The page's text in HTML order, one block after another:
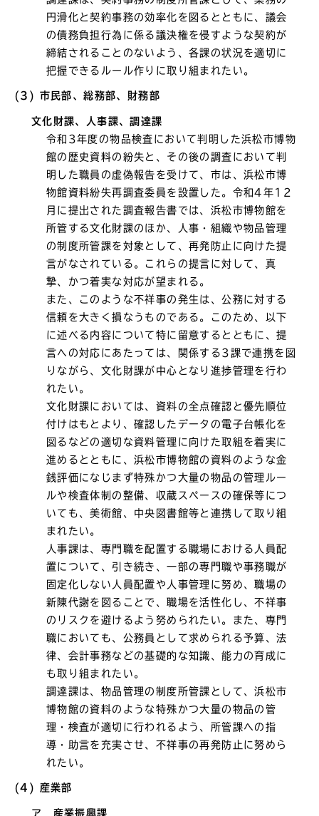
円滑化と契約事務の効率化を図るとともに、議会
の債務負担行為に係る議決権を侵すような契約が
締結されることのないよう、各課の状況を適切に
把握できるルール作りに取り組まれたい。
(3) 市民部、総務部、財務部
文化財課、人事課、調達課
令和3年度の物品検査において判明した浜松市博物
館の歴史資料の紛失と、その後の調査において判
明した職員の虚偽報告を受けて、市は、浜松市博
物館資料紛失再調査委員を設置した。令和4年12
月に提出された調査報告書では、浜松市博物館を
所管する文化財課のほか、人事・組織や物品管理
の制度所管課を対象として、再発防止に向けた提
言がなされている。これらの提言に対して、真
摯、かつ着実な対応が望まれる。
また、このような不祥事の発生は、公務に対する
信頼を大きく損なうものである。このため、以下
に述べる内容について特に留意するとともに、提
言への対応にあたっては、関係する3課で連携を図
りながら、文化財課が中心となり進捗管理を行わ
れたい。
文化財課においては、資料の全点確認と優先順位
付けはもとより、確認したデータの電子台帳化を
図るなどの適切な資料管理に向けた取組を着実に
進めるとともに、浜松市博物館の資料のような金
銭評価になじまず特殊かつ大量の物品の管理ルー
ルや検査体制の整備、収蔵スペースの確保等につ
いても、美術館、中央図書館等と連携して取り組
まれたい。
人事課は、専門職を配置する職場における人員配
置について、引き続き、一部の専門職や事務職が
固定化しない人員配置や人事管理に努め、職場の
新陳代謝を図ることで、職場を活性化し、不祥事
のリスクを避けるよう努められたい。また、専門
職においても、公務員として求められる予算、法
律、会計事務などの基礎的な知識、能力の育成に
も取り組まれたい。
調達課は、物品管理の制度所管課として、浜松市
博物館の資料のような特殊かつ大量の物品の管
理・検査が適切に行われるよう、所管課への指
導・助言を充実させ、不祥事の再発防止に努めら
れたい。
(4) 産業部
ア 産業振興課